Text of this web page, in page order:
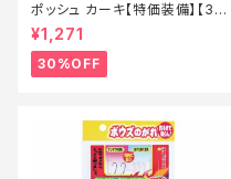
ポッシュ カーキ【特価装備】【3
0】
¥1,271
30%OFF